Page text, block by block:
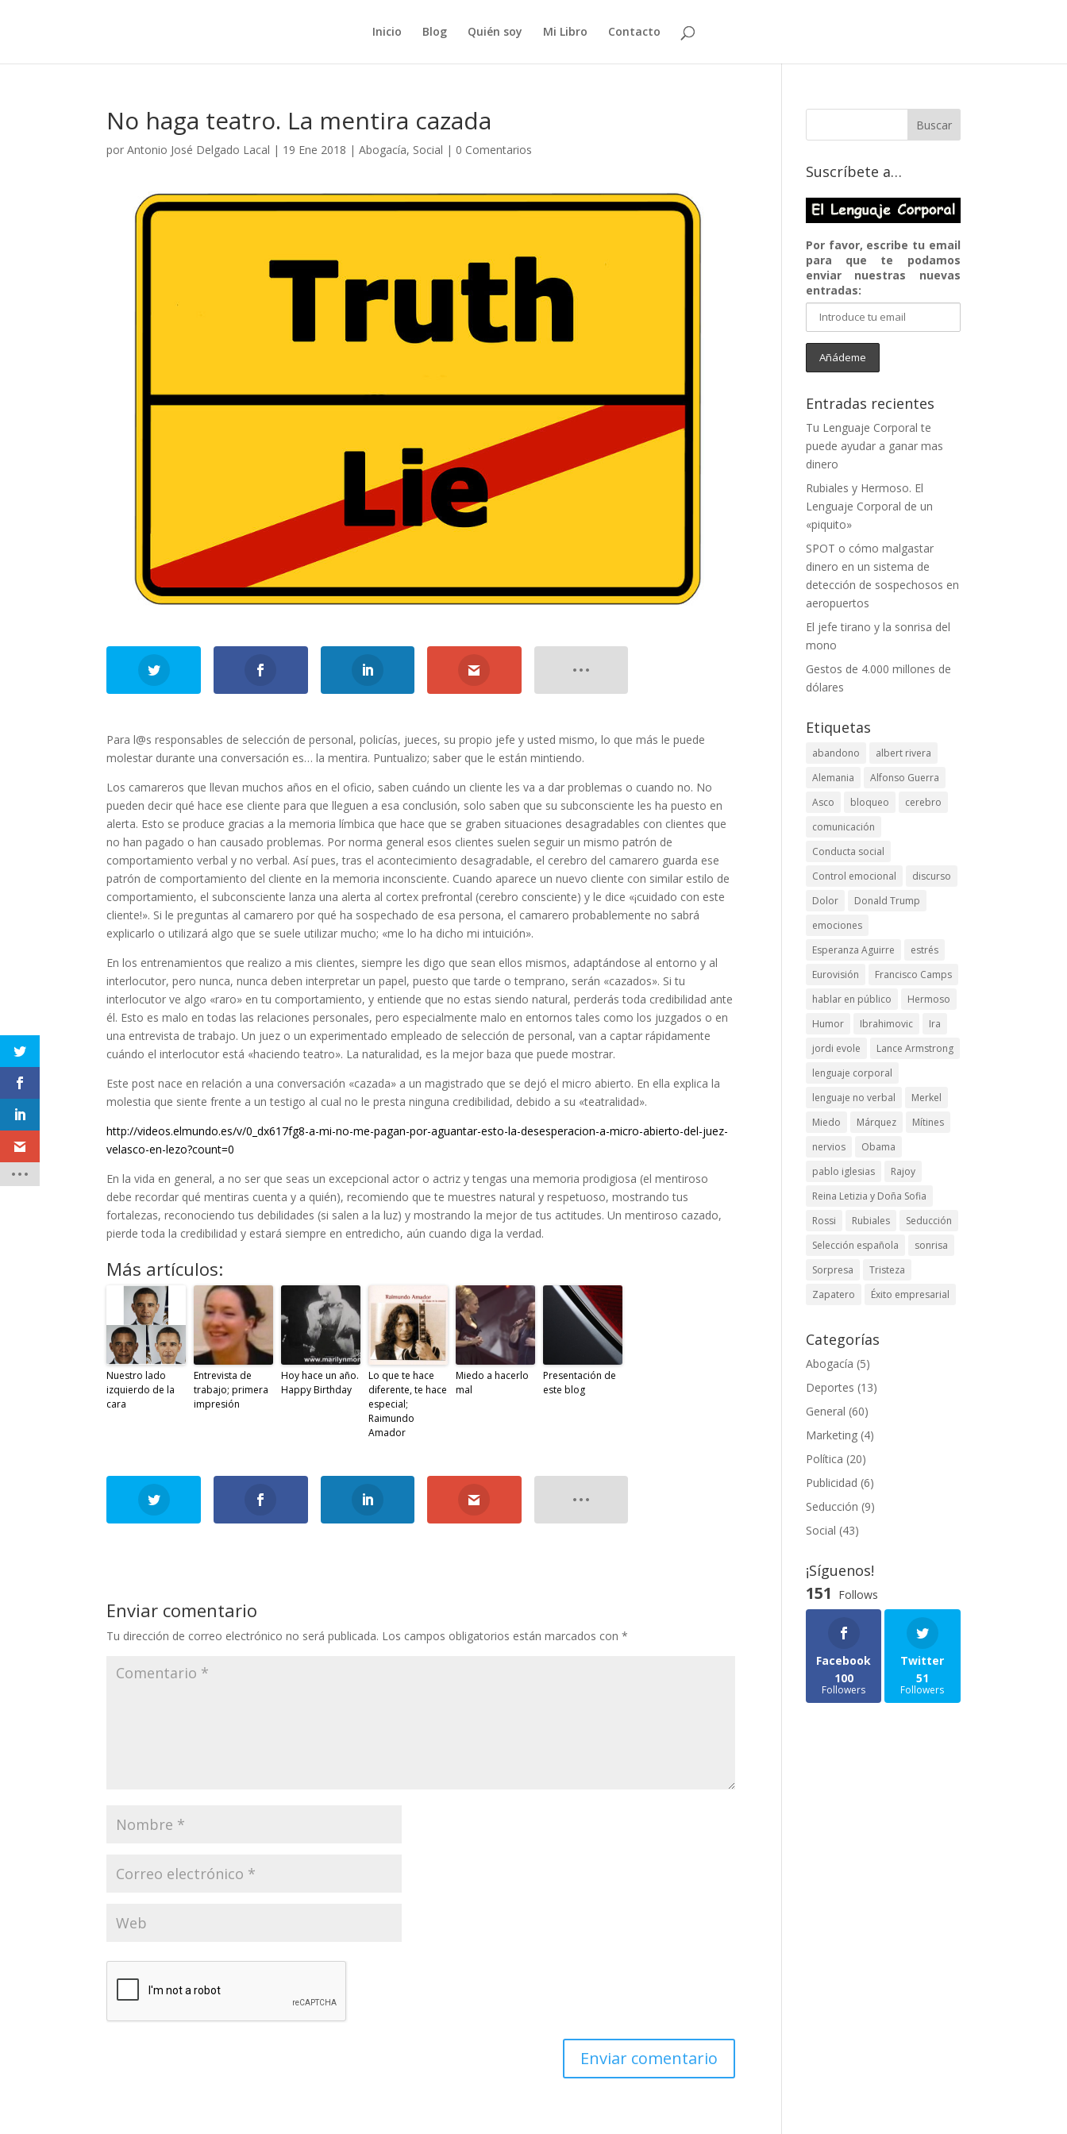
Inicio Blog Quién soy Mi Libro Contacto
No haga teatro. La mentira cazada
porAntonio José Delgado Lacal | 19 Ene 2018 |Abogacía, Social | 0 Comentarios
Para l@s responsables de selección de personal, policías, jueces, su propio jefe y usted mismo, lo que más le puede
molestar durante una conversación es… la mentira. Puntualizo; saber que le están mintiendo.
Los camareros que llevan muchos años en el oficio, saben cuándo un cliente les va a dar problemas o cuando no. No
pueden decir qué hace ese cliente para que lleguen a esa conclusión, solo saben que su subconsciente les ha puesto en
alerta. Esto se produce gracias a la memoria límbica que hace que se graben situaciones desagradables con clientes que
no han pagado o han causado problemas. Por norma general esos clientes suelen seguir un mismo patrón de
comportamiento verbal y no verbal. Así pues, tras el acontecimiento desagradable, el cerebro del camarero guarda ese
patrón de comportamiento del cliente en la memoria inconsciente. Cuando aparece un nuevo cliente con similar estilo de
comportamiento, el subconsciente lanza una alerta al cortex prefrontal (cerebro consciente) y le dice «¡cuidado con este
cliente!». Si le preguntas al camarero por qué ha sospechado de esa persona, el camarero probablemente no sabrá
explicarlo o utilizará algo que se suele utilizar mucho; «me lo ha dicho mi intuición».
En los entrenamientos que realizo a mis clientes, siempre les digo que sean ellos mismos, adaptándose al entorno y al
interlocutor, pero nunca, nunca deben interpretar un papel, puesto que tarde o temprano, serán «cazados». Si tu
interlocutor ve algo «raro» en tu comportamiento, y entiende que no estas siendo natural, perderás toda credibilidad ante
él. Esto es malo en todas las relaciones personales, pero especialmente malo en entornos tales como los juzgados o en
una entrevista de trabajo. Un juez o un experimentado empleado de selección de personal, van a captar rápidamente
cuándo el interlocutor está «haciendo teatro». La naturalidad, es la mejor baza que puede mostrar.
Este post nace en relación a una conversación «cazada» a un magistrado que se dejó el micro abierto. En ella explica la
molestia que siente frente a un testigo al cual no le presta ninguna credibilidad, debido a su «teatralidad».
http://videos.elmundo.es/v/0_dx617fg8-a-mi-no-me-pagan-por-aguantar-esto-la-desesperacion-a-micro-abierto-del-juez-
velasco-en-lezo?count=0
En la vida en general, a no ser que seas un excepcional actor o actriz y tengas una memoria prodigiosa (el mentiroso
debe recordar qué mentiras cuenta y a quién), recomiendo que te muestres natural y respetuoso, mostrando tus
fortalezas, reconociendo tus debilidades (si salen a la luz) y mostrando la mejor de tus actitudes. Un mentiroso cazado,
pierde toda la credibilidad y estará siempre en entredicho, aún cuando diga la verdad.
Más artículos:
Nuestro lado
izquierdo de la
cara
Entrevista de
trabajo; primera
impresión
Hoy hace un año.
Happy Birthday
Lo que te hace
diferente, te hace
especial;
Raimundo
Amador
Miedo a hacerlo
mal
Presentación de
este blog
Enviar comentario
Tu dirección de correo electrónico no será publicada. Los campos obligatorios están marcados con*
Suscríbete a…
Por favor, escribe tu email
para que te podamos
enviar nuestras nuevas
entradas:
Entradas recientes
Tu Lenguaje Corporal te
puede ayudar a ganar mas
dinero
Rubiales y Hermoso. El
Lenguaje Corporal de un
«piquito»
SPOT o cómo malgastar
dinero en un sistema de
detección de sospechosos en
aeropuertos
El jefe tirano y la sonrisa del
mono
Gestos de 4.000 millones de
dólares
Etiquetas
abandono
albert rivera
Alemania
Alfonso Guerra
Asco
bloqueo
cerebro
comunicación
Conducta social
Control emocional
discurso
Dolor
Donald Trump
emociones
Esperanza Aguirre
estrés
Eurovisión
Francisco Camps
hablar en público
Hermoso
Humor
Ibrahimovic
Ira
jordi evole
Lance Armstrong
lenguaje corporal
lenguaje no verbal
Merkel
Miedo
Márquez
Mítines
nervios
Obama
pablo iglesias
Rajoy
Reina Letizia y Doña Sofia
Rossi
Rubiales
Seducción
Selección española
sonrisa
Sorpresa
Tristeza
Zapatero
Éxito empresarial
Categorías
Abogacía (5)
Deportes (13)
General (60)
Marketing (4)
Política (20)
Publicidad (6)
Seducción (9)
Social (43)
¡Síguenos!
151 Follows
Facebook
100
Followers
Twitter
51
Followers